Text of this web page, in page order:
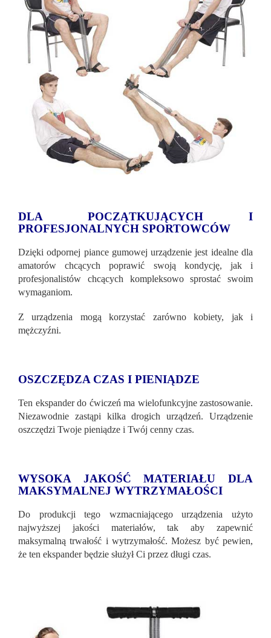
DLA POCZĄTKUJĄCYCH I
PROFESJONALNYCH SPORTOWCÓW
Dzięki odpornej piance gumowej urządzenie jest idealne dla
amatorów chcących poprawić swoją kondycję, jak i
profesjonalistów chcących kompleksowo sprostać swoim
wymaganiom.
Z urządzenia mogą korzystać zarówno kobiety, jak i
mężczyźni.
OSZCZĘDZA CZAS I PIENIĄDZE
Ten ekspander do ćwiczeń ma wielofunkcyjne zastosowanie.
Niezawodnie zastąpi kilka drogich urządzeń. Urządzenie
oszczędzi Twoje pieniądze i Twój cenny czas.
WYSOKA JAKOŚĆ MATERIAŁU DLA
MAKSYMALNEJ WYTRZYMAŁOŚCI
Do produkcji tego wzmacniającego urządzenia użyto
najwyższej jakości materiałów, tak aby zapewnić
maksymalną trwałość i wytrzymałość. Możesz być pewien,
że ten ekspander będzie służył Ci przez długi czas.